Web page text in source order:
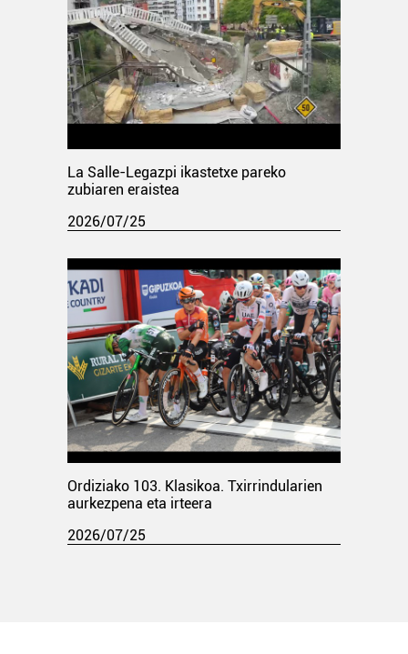
La Salle-Legazpi ikastetxe pareko
zubiaren eraistea
2026/07/25
Ordiziako 103. Klasikoa. Txirrindularien
aurkezpena eta irteera
2026/07/25